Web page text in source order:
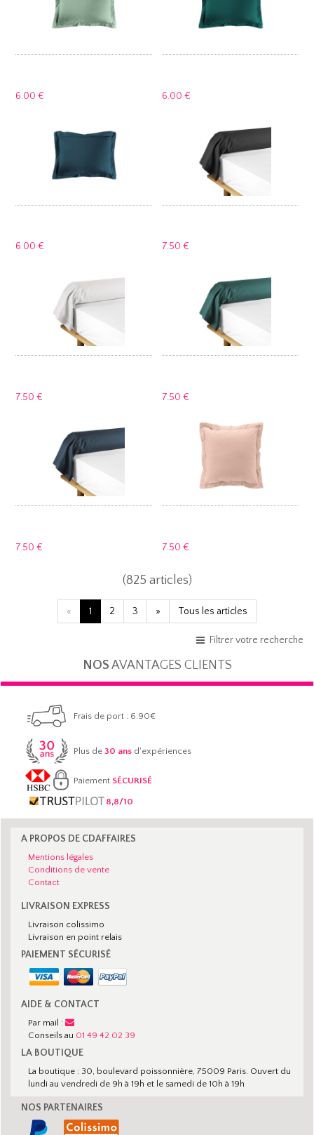
6.00 € 6.00 €
6.00 € 7.50 €
7.50 € 7.50 €
7.50 € 7.50 €
(825 articles)
« 1 2 3 » Tous les articles
Filtrer votre recherche
NOS AVANTAGES CLIENTS
Frais de port : 6.90€
Plus de 30 ansd'expériences
Paiement SÉCURISÉ
8,8/10
A PROPOS DE CDAFFAIRES
Mentions légales
Conditions de vente
Contact
LIVRAISON EXPRESS
Livraison colissimo
Livraison en point relais
PAIEMENT SÉCURISÉ
AIDE & CONTACT
Par mail :
Conseils au 01 49 42 02 39
LA BOUTIQUE
La boutique : 30, boulevard poissonnière, 75009 Paris. Ouvert du
lundi au vendredi de 9h à 19h et le samedi de 10h à 19h
NOS PARTENAIRES